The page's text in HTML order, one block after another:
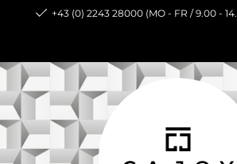
+43 (0) 2243 28000 (MO - FR / 9.00 -